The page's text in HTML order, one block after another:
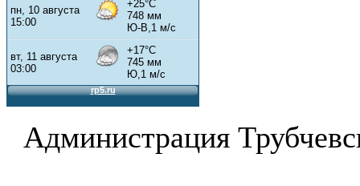
Администрация